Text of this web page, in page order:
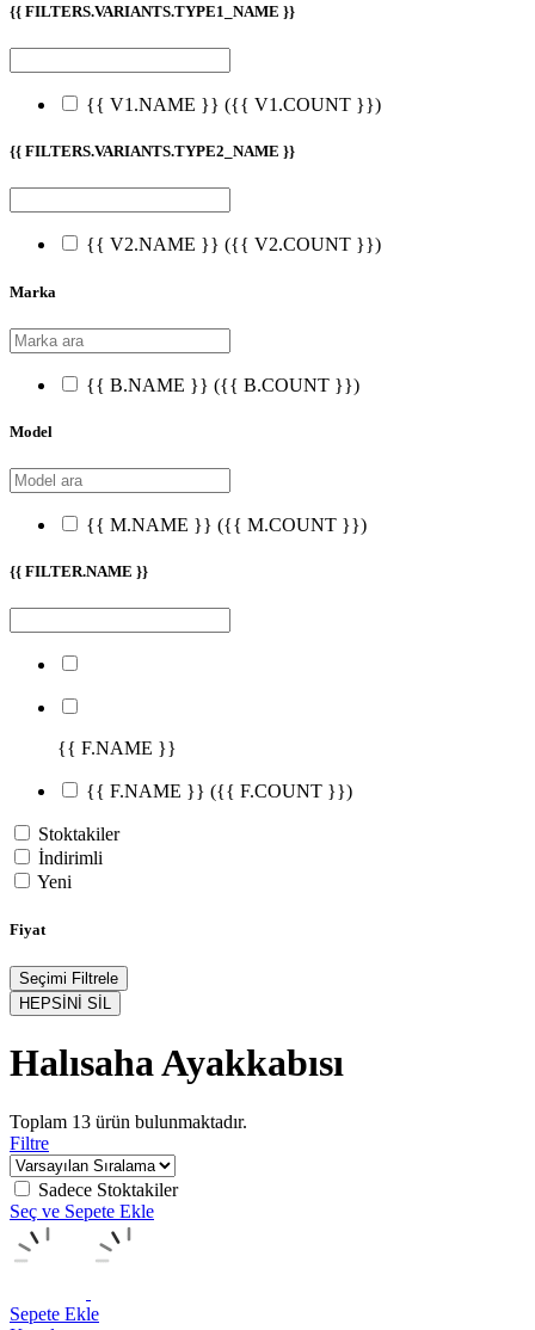
{{ FILTERS.VARIANTS.TYPE1_NAME }}
{{ V1.NAME }} ({{ V1.COUNT }})
{{ FILTERS.VARIANTS.TYPE2_NAME }}
{{ V2.NAME }} ({{ V2.COUNT }})
Marka
{{ B.NAME }} ({{ B.COUNT }})
Model
{{ M.NAME }} ({{ M.COUNT }})
{{ FILTER.NAME }}
{{ F.NAME }}
{{ F.NAME }} ({{ F.COUNT }})
Stoktakiler
İndirimli
Yeni
Fiyat
Seçimi Filtrele
HEPSİNİ SİL
Halısaha Ayakkabısı
Toplam 13 ürün bulunmaktadır.
Filtre
Sadece Stoktakiler
Seç ve Sepete Ekle
Sepete Ekle